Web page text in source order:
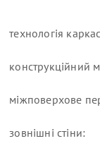
технологія
конструкційний
міжповерхове
зовнішні стіни: